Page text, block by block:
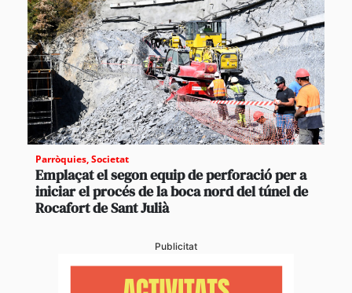
Parròquies,Societat
Emplaçat el segon equip de perforació per a
iniciar el procés de la boca nord del túnel de
Rocafort de Sant Julià
Publicitat